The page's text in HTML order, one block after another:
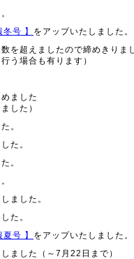
号 】 をアップいたしました。
を超えましたので締めきりま
う場合も有ります）
ました
した）
。
た。
。
ました。
た。
号 】 をアップいたしました。
ました（～7月22日まで）